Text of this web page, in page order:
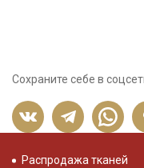
Сохраните себе в
Распродажа тканей